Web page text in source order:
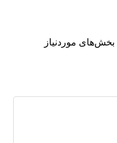
بخش‌های موردنیاز